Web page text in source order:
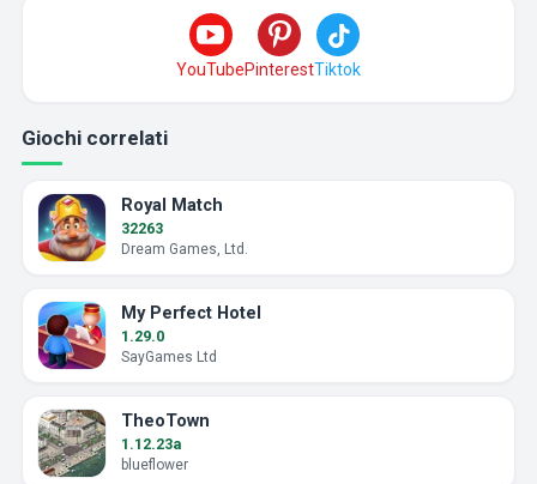
YouTubePinterestTiktok
Giochi correlati
Royal Match
32263
Dream Games, Ltd.
My Perfect Hotel
1.29.0
SayGames Ltd
TheoTown
1.12.23a
blueflower